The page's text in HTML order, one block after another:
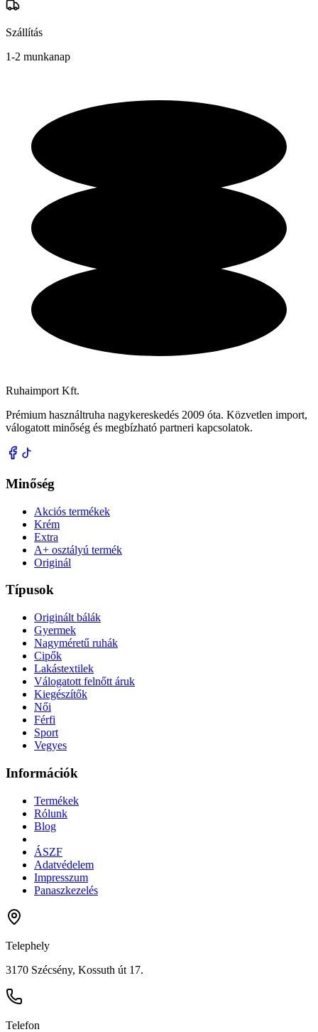
Szállítás
1-2 munkanap
Ruhaimport Kft.
Prémium használtruha nagykereskedés 2009 óta. Közvetlen import,
válogatott minőség és megbízható partneri kapcsolatok.
Minőség
Akciós termékek
Krém
Extra
A+ osztályú termék
Originál
Típusok
Originált bálák
Gyermek
Nagyméretű ruhák
Cipők
Lakástextilek
Válogatott felnőtt áruk
Kiegészítők
Női
Férfi
Sport
Vegyes
Információk
Termékek
Rólunk
Blog
ÁSZF
Adatvédelem
Impresszum
Panaszkezelés
Telephely
3170 Szécsény, Kossuth út 17.
Telefon